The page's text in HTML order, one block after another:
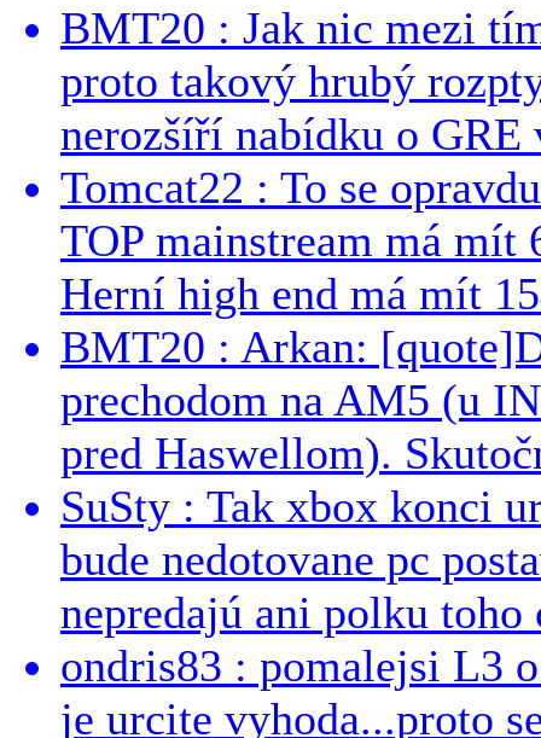
BMT20 : Jak nic mezi
proto takový hrubý
nerozšíří nabídku o GRE
Tomcat22 : To se
TOP mainstream má
Herní high end má mít
BMT20 : Arkan:
prechodom na AM5 (u
pred Haswellom).
SuSty : Tak xbox konci
bude nedotovane pc
nepredajú ani polku toho
ondris83 : pomalejsi L3
je urcite vyhoda...proto